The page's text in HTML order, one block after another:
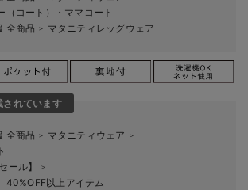
（コート）・ママコート
全商品 ＞ マタニティレッグウェア
されています
全商品 ＞ マタニティウェア ＞
ール】 ＞
40%OFF以上アイテム